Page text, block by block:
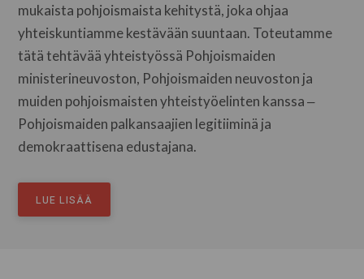
mukaista pohjoismaista kehitystä, joka ohjaa
yhteiskuntiamme kestävään suuntaan. Toteutamme
tätä tehtävää yhteistyössä Pohjoismaiden
ministerineuvoston, Pohjoismaiden neuvoston ja
muiden pohjoismaisten yhteistyöelinten kanssa ‒
Pohjoismaiden palkansaajien legitiiminä ja
demokraattisena edustajana.
LUE LISÄÄ